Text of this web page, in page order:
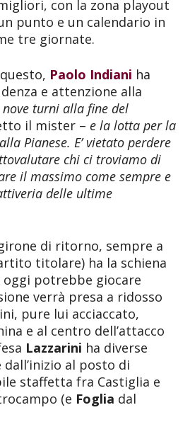
con la zona playout
punto e un calendario in
tre giornate.
Paolo Indiani ha
e attenzione alla
nove turni alla fine del
il mister – e la lotta per la
Pianese. E’ vietato perdere
chi ci troviamo di
il massimo come sempre e
delle ultime
di ritorno, sempre a
titolare) ha la schiena
potrebbe giocare
verrà presa a ridosso
pure lui acciaccato,
e al centro dell’attacco
Lazzarini ha diverse
al posto di
staffetta fra Castiglia e
(e Foglia dal